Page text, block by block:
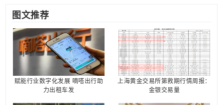
图文推荐
赋能行业数字化发展 嘀嗒出行助
力出租车发
上海黄金交易所第救期行情周报：
金银交易量